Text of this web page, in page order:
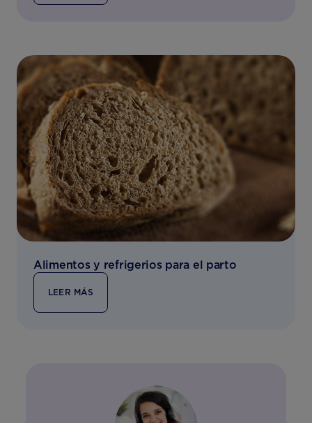
Alimentos y refrigerios para el parto
LEER MÁS